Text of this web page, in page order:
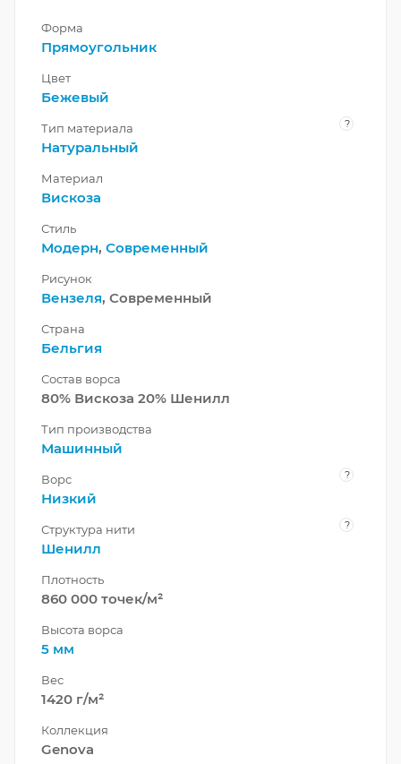
Форма
Прямоугольник
Цвет
Бежевый
Тип материала ?
Натуральный
Материал
Вискоза
Стиль
Модерн, Современный
Рисунок
Вензеля, Современный
Страна
Бельгия
Состав ворса
80% Вискоза 20% Шенилл
Тип производства
Машинный
Ворс ?
Низкий
Структура нити ?
Шенилл
Плотность
860 000 точек/м²
Высота ворса
5 мм
Вес
1420 г/м²
Коллекция
Genova